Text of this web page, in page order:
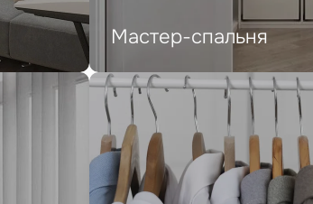
Мастер-спальня